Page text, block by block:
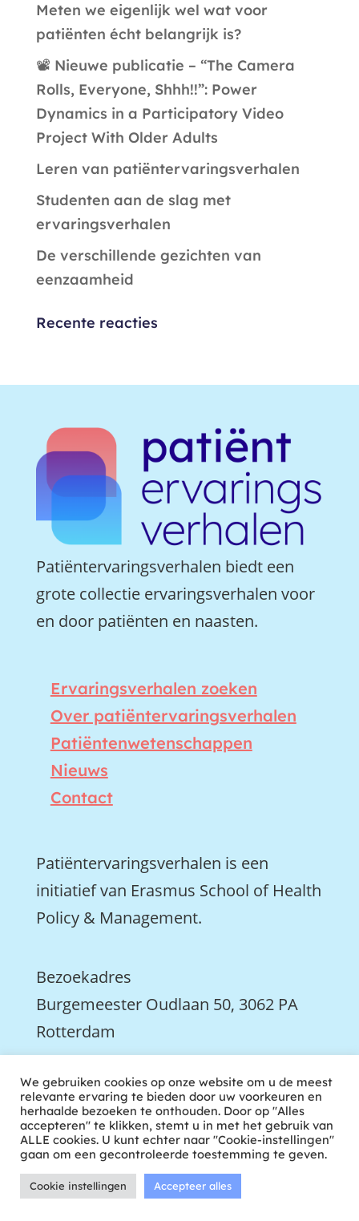
Meten we eigenlijk wel wat voor
patiënten écht belangrijk is?
📽️ Nieuwe publicatie – “The Camera
Rolls, Everyone, Shhh!!”: Power
Dynamics in a Participatory Video
Project With Older Adults
Leren van patiëntervaringsverhalen
Studenten aan de slag met
ervaringsverhalen
De verschillende gezichten van
eenzaamheid
Recente reacties
Patiëntervaringsverhalen biedt een
grote collectie ervaringsverhalen voor
en door patiënten en naasten.
Ervaringsverhalen zoeken
Over patiëntervaringsverhalen
Patiëntenwetenschappen
Nieuws
Contact
Patiëntervaringsverhalen is een
initiatief van Erasmus School of Health
Policy & Management.
Bezoekadres
Burgemeester Oudlaan 50, 3062 PA
Rotterdam
 We zijn ook actief op LinkedIn
ontwikkeld door tweekoppig
We gebruiken cookies op onze website om u de meest
relevante ervaring te bieden door uw voorkeuren en
herhaalde bezoeken te onthouden. Door op "Alles
accepteren" te klikken, stemt u in met het gebruik van
ALLE cookies. U kunt echter naar "Cookie-instellingen"
gaan om een gecontroleerde toestemming te geven.
Cookie instellingen Accepteer alles